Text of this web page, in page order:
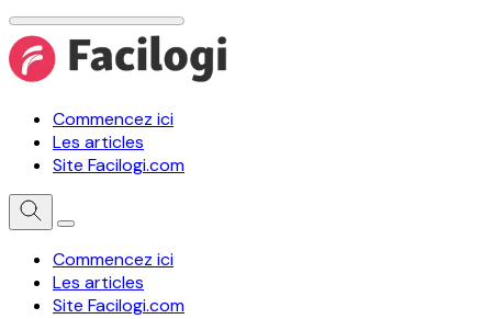
Commencez ici
Les articles
Site Facilogi.com
Commencez ici
Les articles
Site Facilogi.com